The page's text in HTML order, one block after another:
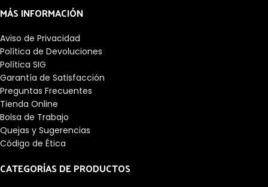
MÁS INFORMACIÓN
Aviso de Privacidad
Política de Devoluciones
Política SIG
Garantía de Satisfacción
Preguntas Frecuentes
Tienda Online
Bolsa de Trabajo
Quejas y Sugerencias
Código de Ética
CATEGORÍAS DE PRODUCTOS